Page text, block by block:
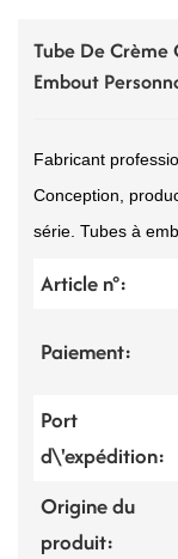
Tube De Crème
Embout
Fabricant
Conception,
série. Tubes à
Article n°:
Paiement:
Port
d\'expédition:
Origine du
produit: